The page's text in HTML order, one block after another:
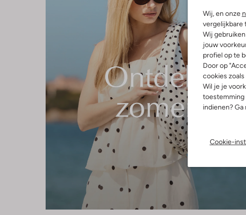
Wij, en onze
vergelijkbare
Wij
jouw
profiel op te
Door op
cookies
Wil je je
toestemming
indienen? Ga
Cookie-